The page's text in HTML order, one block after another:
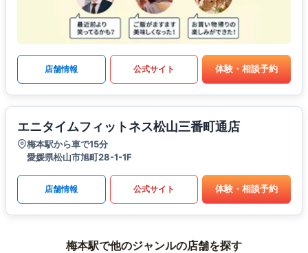
店舗情報 公式サイト 体験・相談予約
エニタイムフィットネス松山三番町通店
梅本駅から車で15分
愛媛県松山市旭町28-1-1F
店舗情報 公式サイト 体験・相談予約
梅本駅で他のジャンルの店舗を探す